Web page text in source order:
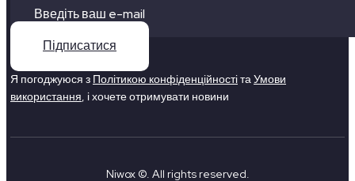
Підписатися
Я погоджуюся з Політикою конфіденційностітаУмови
використання, і хочете отримувати новини
Niwox ©. All rights reserved.